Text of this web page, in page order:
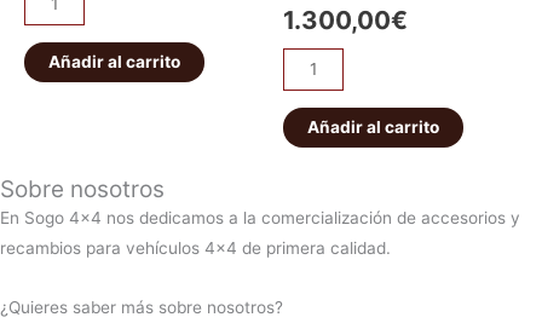
Añadir al carrito
1.300,00€
Añadir al carrito
Sobre nosotros
En Sogo 4×4 nos dedicamos a la comercialización de accesorios y
recambios para vehículos 4×4 de primera calidad.
¿Quieres saber más sobre nosotros?